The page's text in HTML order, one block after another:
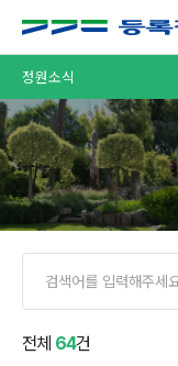
정원소식
전체 64건